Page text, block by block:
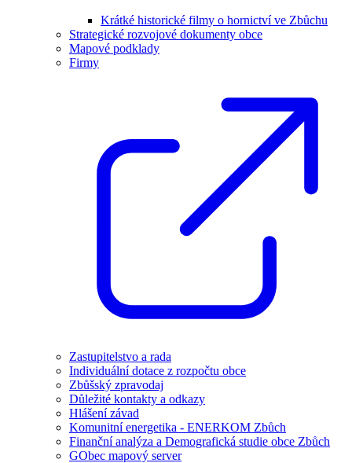
Krátké historické filmy o hornictví ve Zbůchu
Strategické rozvojové dokumenty obce
Mapové podklady
Firmy
Zastupitelstvo a rada
Individuální dotace z rozpočtu obce
Zbůšský zpravodaj
Důležité kontakty a odkazy
Hlášení závad
Komunitní energetika - ENERKOM Zbůch
Finanční analýza a Demografická studie obce Zbůch
GObec mapový server